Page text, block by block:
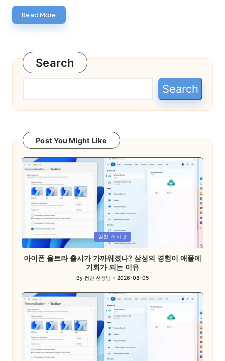
Read More
Search
Search
Post You Might Like
Posted
in
컴친 게시판
아이폰 울트라 출시가 가까워졌나? 삼성의 경험이 애플에
기회가 되는 이유
Posted
By 컴친 선생님 2026-08-05